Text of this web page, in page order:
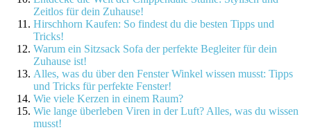
Zeitlos für dein Zuhause!
Hirschhorn Kaufen: So findest du die besten Tipps und
Tricks!
Warum ein Sitzsack Sofa der perfekte Begleiter für dein
Zuhause ist!
Alles, was du über den Fenster Winkel wissen musst: Tipps
und Tricks für perfekte Fenster!
Wie viele Kerzen in einem Raum?
Wie lange überleben Viren in der Luft? Alles, was du wissen
musst!